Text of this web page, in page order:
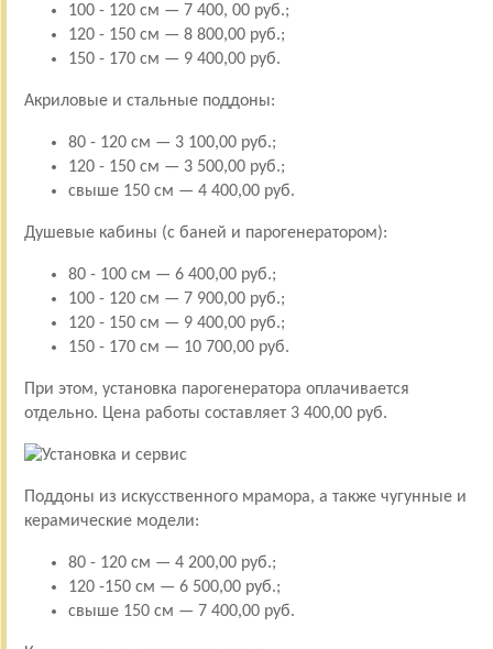
100 - 120 см — 7 400, 00 руб.;
120 - 150 см — 8 800,00 руб.;
150 - 170 см — 9 400,00 руб.
Акриловые и стальные поддоны:
80 - 120 см — 3 100,00 руб.;
120 - 150 см — 3 500,00 руб.;
свыше 150 см — 4 400,00 руб.
Душевые кабины (с баней и парогенератором):
80 - 100 см — 6 400,00 руб.;
100 - 120 см — 7 900,00 руб.;
120 - 150 см — 9 400,00 руб.;
150 - 170 см — 10 700,00 руб.
При этом, установка парогенератора оплачивается
отдельно. Цена работы составляет 3 400,00 руб.
Поддоны из искусственного мрамора, а также чугунные и
керамические модели:
80 - 120 см — 4 200,00 руб.;
120 -150 см — 6 500,00 руб.;
свыше 150 см — 7 400,00 руб.